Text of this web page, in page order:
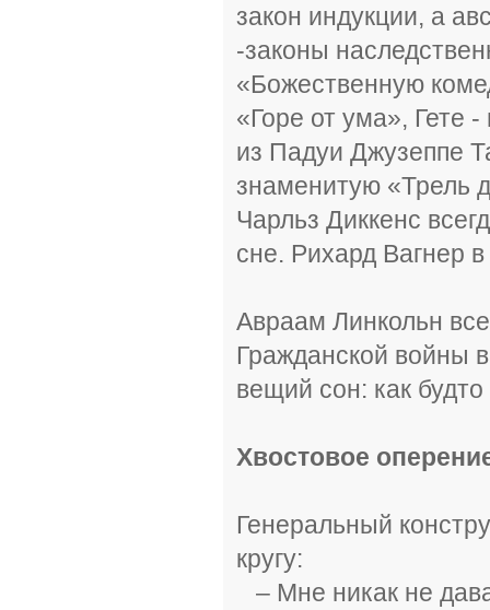
закон индукции, а
-законы
«Божественную
«Горе от ума», Гете
из Падуи Джузеппе
знаменитую «Трель
Чарльз Диккенс
сне. Рихард Вагнер
Авраам Линкольн
Гражданской войны
вещий сон: как
Хвостовое
Генеральный
кругу:
– Мне никак не